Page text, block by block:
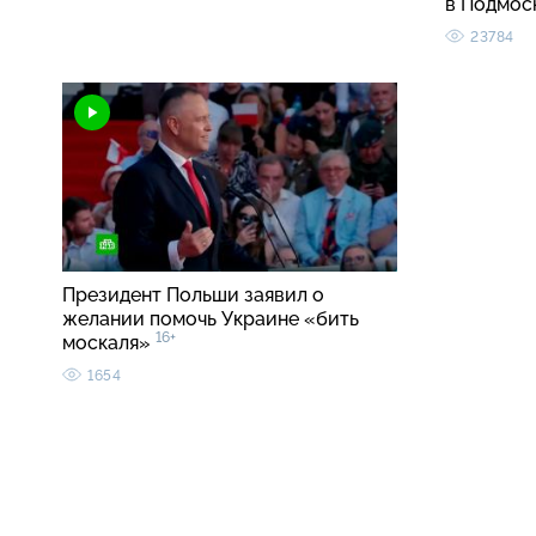
23784
Президент Польши заявил о
желании помочь Украине «бить
москаля» 16+
1654